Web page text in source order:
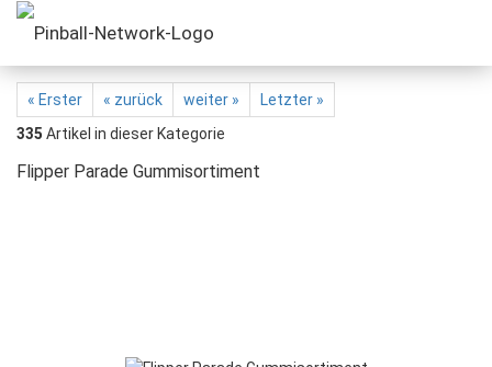
« Erster « zurück weiter »
Letzter »
335 Artikel in dieser Kategorie
Flipper Parade Gummisortiment